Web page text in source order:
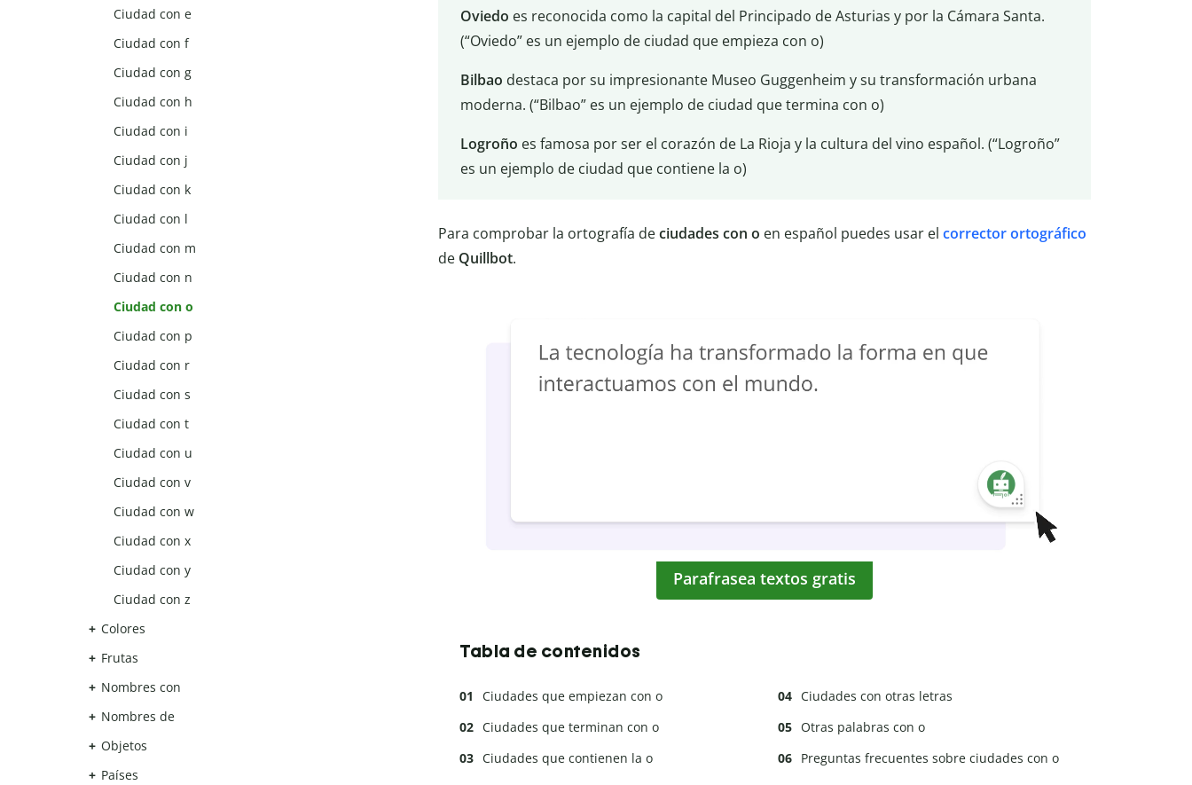
Oviedo es reconocida como la capital del Principado de Asturias y por la Cámara Santa.
(“Oviedo” es un ejemplo de ciudad que empieza con o)
Bilbao destaca por su impresionante Museo Guggenheim y su transformación urbana
moderna. (“Bilbao” es un ejemplo de ciudad que termina con o)
Logroño es famosa por ser el corazón de La Rioja y la cultura del vino español. (“Logroño”
es un ejemplo de ciudad que contiene la o)
Para comprobar la ortografía deciudades con o en español puedes usar el corrector ortográfico
de Quillbot.
Parafrasea textos gratis
Tabla de contenidos
Ciudades que empiezan con o
Ciudades que terminan con o
Ciudades que contienen la o
Ciudades con otras letras
Otras palabras con o
Preguntas frecuentes sobre ciudades con o
Ciudad con e
Ciudad con f
Ciudad con g
Ciudad con h
Ciudad con i
Ciudad con j
Ciudad con k
Ciudad con l
Ciudad con m
Ciudad con n
Ciudad con o
Ciudad con p
Ciudad con r
Ciudad con s
Ciudad con t
Ciudad con u
Ciudad con v
Ciudad con w
Ciudad con x
Ciudad con y
Ciudad con z
Colores
Frutas
Nombres con
Nombres de
Objetos
Países